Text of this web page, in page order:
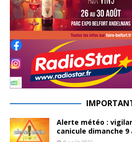
Alerte météo :
canicule dimanche 9